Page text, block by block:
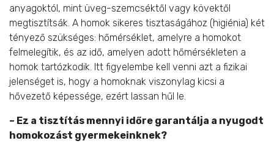
anyagoktól, mint üveg-szemcséktől vagy kövektől
megtisztítsák. A homok sikeres tisztaságához (higiénia) két
tényező szükséges: hőmérséklet, amelyre a homokot
felmelegítik, és az idő, amelyen adott hőmérsékleten a
homok tartózkodik. Itt figyelembe kell venni azt a fizikai
jelenséget is, hogy a homoknak viszonylag kicsi a
hővezető képessége, ezért lassan hűl le.
– Ez a tisztítás mennyi időre garantálja a nyugodt
homokozást gyermekeinknek?